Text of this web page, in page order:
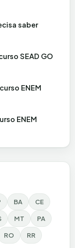
saber
SEAD GO
ENEM
ENEM
BA CE
MT PA
RO RR